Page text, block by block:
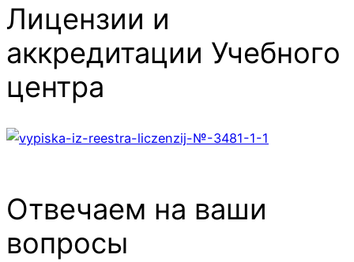
Лицензии и
аккредитации Учебного
центра
Отвечаем на ваши
вопросы